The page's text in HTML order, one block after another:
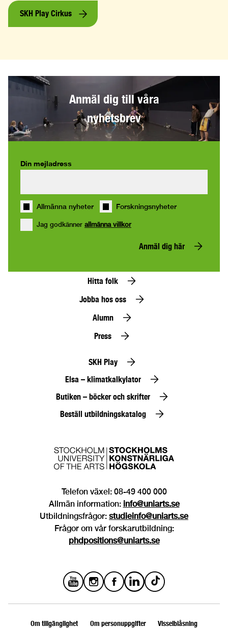
SKH Play Cirkus
Anmäl dig till våra
nyhetsbrev
Din mejladress
Allmänna nyheter Forskningsnyheter
Jag godkänner allmänna villkor
Anmäl dig här
Hitta folk
Jobba hos oss
Alumn
Press
SKH Play
Elsa – klimatkalkylator
Butiken – böcker och skrifter
Beställ utbildningskatalog
Telefon växel: 08-49 400 000
Allmän information: info@uniarts.se
Utbildningsfrågor: studieinfo@uniarts.se
Frågor om vår forskarutbildning:
phdpositions@uniarts.se
Om tillgänglighet Om personuppgifter Visselblåsning